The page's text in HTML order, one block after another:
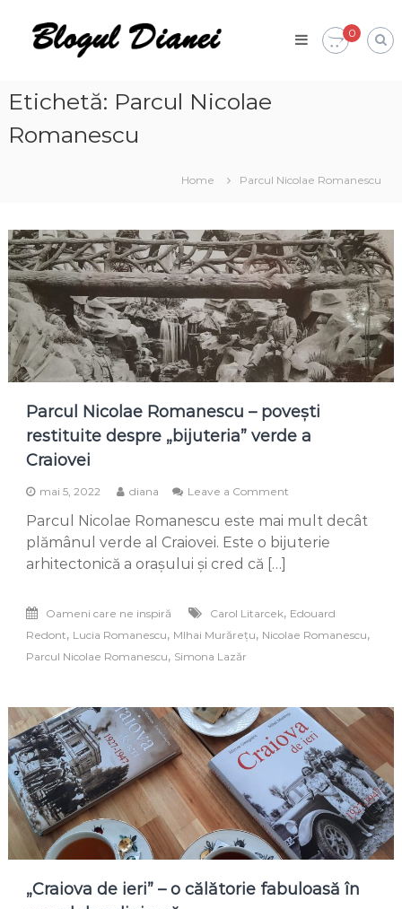
content
Blogul
Dianei
opinie,
călătorii
și
alte
0
Etichetă: Parcul Nicolae
Romanescu
Home Parcul Nicolae Romanescu
Parcul Nicolae Romanescu – povești
restituite despre „bijuteria” verde a
Craiovei
mai 5, 2022 diana Leave a Comment
Nicolae
Romanescu
„bijuteria”
verde
Parcul Nicolae Romanescu este mai mult decât
plămânul verde al Craiovei. Este o bijuterie
arhitectonică a orașului și cred că […]
Oameni care ne inspiră Carol Litarcek, Edouard
Redont, Lucia Romanescu, MIhai Murărețu, Nicolae Romanescu,
Parcul Nicolae Romanescu, Simona Lazăr
„Craiova de ieri” – o călătorie fabuloasă în